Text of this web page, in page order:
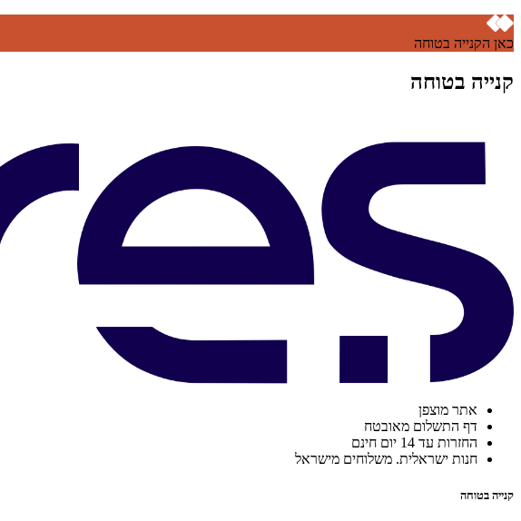
כאן הקנייה בטוחה
קנייה בטוחה
אתר מוצפן
דף התשלום מאובטח
החזרות עד 14 יום חינם
חנות ישראלית. משלוחים מישראל
קנייה בטוחה